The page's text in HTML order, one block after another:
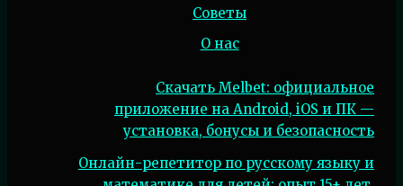
Советы
О нас
Скачать Melbet: официальное
приложение на Android, iOS и ПК —
установка, бонусы и безопасность
Онлайн-репетитор по русскому языку и